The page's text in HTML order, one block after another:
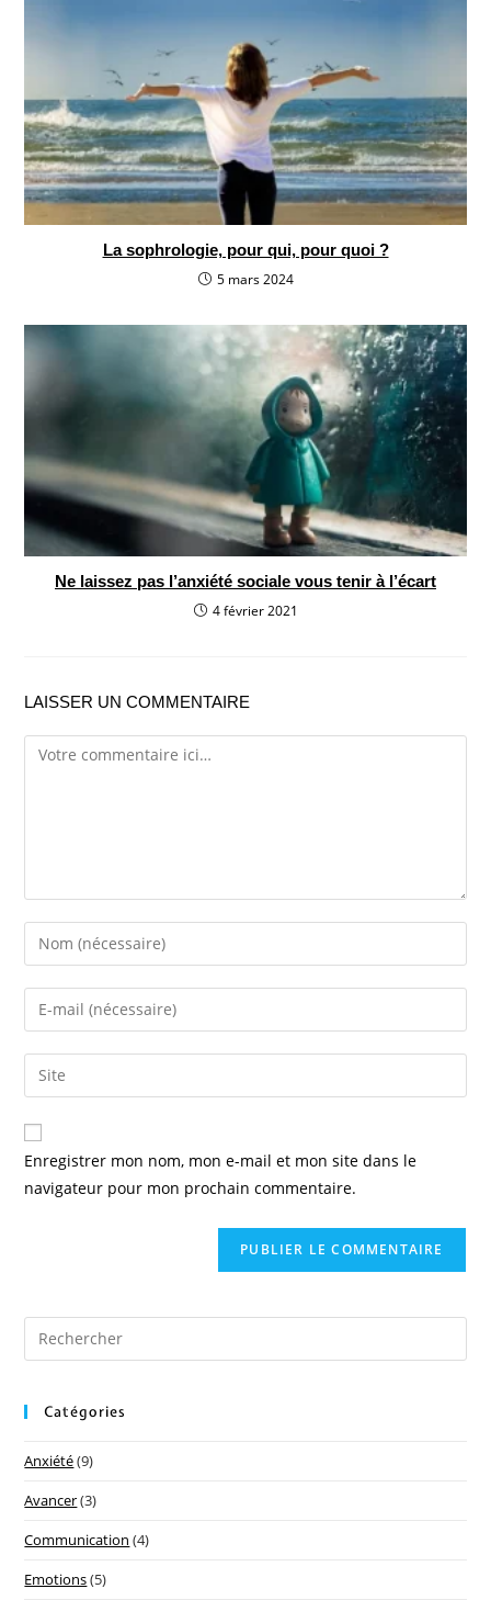
La sophrologie, pour qui, pour quoi ?
5 mars 2024
Ne laissez pas l’anxiété sociale vous tenir à l’écart
4 février 2021
LAISSER UN COMMENTAIRE
Enregistrer mon nom, mon e-mail et mon site dans le
navigateur pour mon prochain commentaire.
Catégories
Anxiété(9)
Avancer(3)
Communication (4)
Emotions(5)